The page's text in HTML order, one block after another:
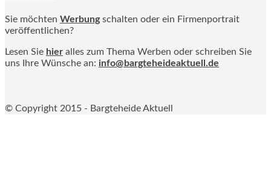
Sie möchten Werbung schalten oder ein Firmenportrait
veröffentlichen?
Lesen Sie hier alles zum Thema Werben oder schreiben Sie
uns Ihre Wünsche an: info@bargteheideaktuell.de
© Copyright 2015 - Bargteheide Aktuell